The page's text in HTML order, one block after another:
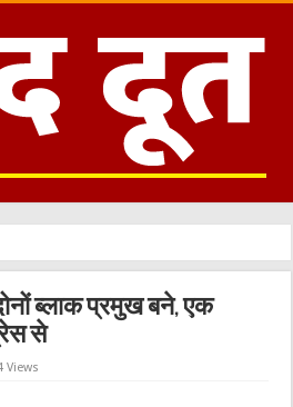
ब्लाक प्रमुख बने, एक
से
Views